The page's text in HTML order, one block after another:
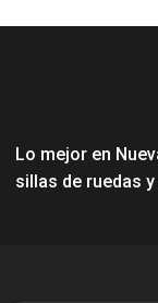
Lo mejor en
sillas de ruedas